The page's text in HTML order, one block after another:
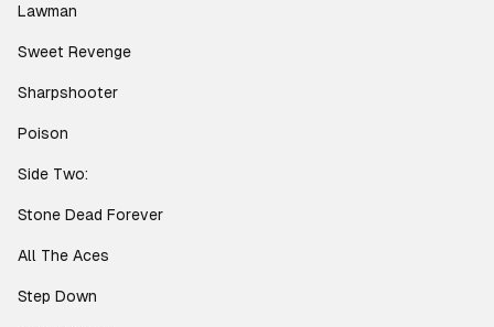
Lawman
Sweet Revenge
Sharpshooter
Poison
Side Two:
Stone Dead Forever
All The Aces
Step Down